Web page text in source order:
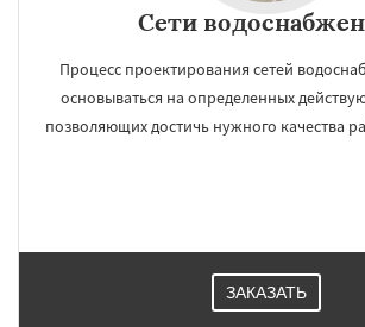
Сети
Процесс проектирования сетей
основываться на определенных
позволяющих достичь нужного качества
ЗАКАЗАТЬ